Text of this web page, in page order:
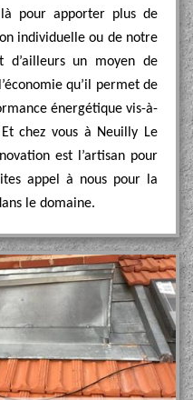
pour apporter plus de
individuelle ou de notre
d’ailleurs un moyen de
qu’il permet de
énergétique vis-à-
chez vous à Neuilly Le
est l’artisan pour
appel à nous pour la
le domaine.